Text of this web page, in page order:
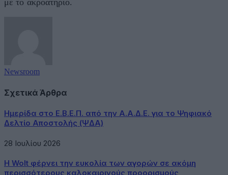
με το ακροατήριο.
Newsroom
Σχετικά Άρθρα
Ημερίδα στο Ε.Β.Ε.Π. από την Α.Α.Δ.Ε. για το Ψηφιακό
Δελτίο Αποστολής (ΨΔΑ)
28 Ιουλίου 2026
Η Wolt φέρνει την ευκολία των αγορών σε ακόμη
περισσότερους καλοκαιρινούς προορισμούς